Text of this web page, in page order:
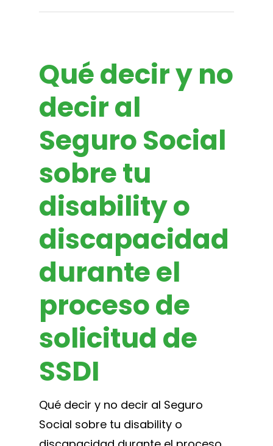
Qué decir y no
decir al
Seguro Social
sobre tu
disability o
discapacidad
durante el
proceso de
solicitud de
SSDI
Qué decir y no decir al Seguro
Social sobre tu disability o